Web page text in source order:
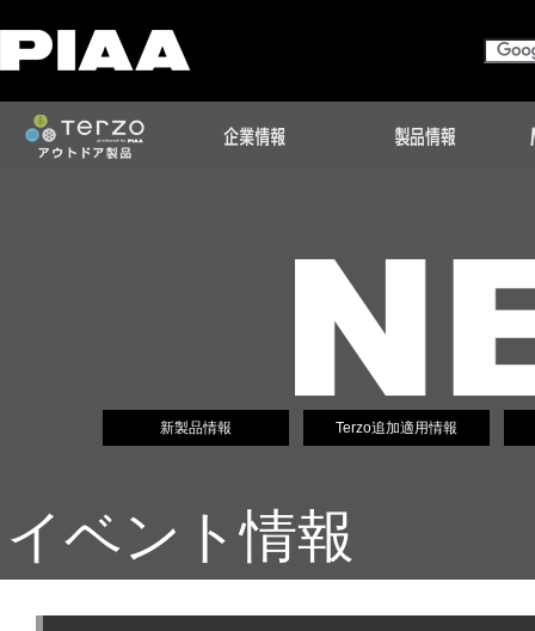
新製品情報 Terzo追加適用情報
イベント情報